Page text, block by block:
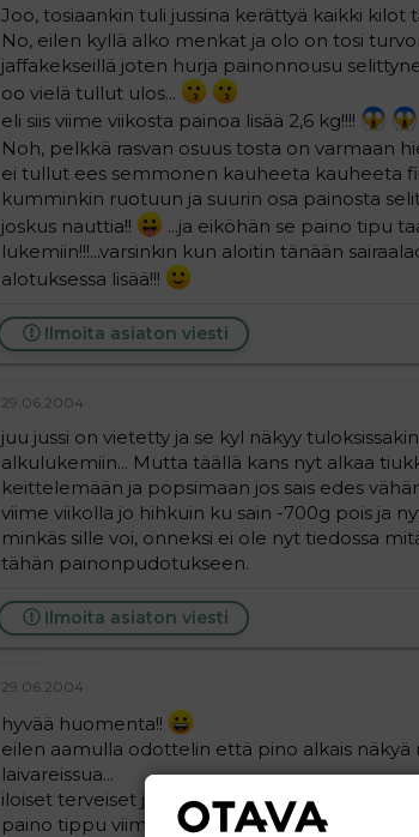
Joo, tosiaankin tuli jussina kerättyä kaikki kilot
No, eilen kyllä alko menkat ja olo on tosi
jaffakekseillä joten hurja painonnousu
oo vielä tullut ulos...
eli siis viime viikosta painoa lisää 2,6 kg!!!!
Noh, pelkkä rasvan osuus tosta on varmaan
ei tullut ees semmonen kauheeta kauheeta
kumminkin ruotuun ja suurin osa painosta
joskus nauttia!!
...ja eiköhän se paino tipu
lukemiin!!!...varsinkin kun aloitin tänään
alotuksessa lisää!!!
Ilmoita asiaton viesti
29.06.2004
juu jussi on vietetty ja se kyl näkyy
alkulukemiin... Mutta täällä kans nyt alkaa
keittelemään ja popsimaan jos sais edes
viime viikolla jo hihkuin ku sain -700g pois ja
minkäs sille voi, onneksi ei ole nyt tiedossa
tähän painonpudotukseen.
Ilmoita asiaton viesti
29.06.2004
hyvää huomenta!!
eilen aamulla odottelin että pino alkais
laivareissua...
iloiset terveiset jatkuvat vielä täällä, vaikka se
paino tippu viime viikosta sen 500g.